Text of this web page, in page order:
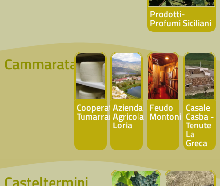
Prodotti-
Profumi Siciliani
Cammarata
Cooperativa
Tumarrano
Azienda
Agricola
Loria
Feudo
Montoni
Casale
Casba -
Tenute
La
Greca